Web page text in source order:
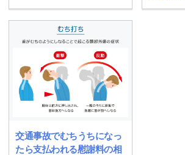
交通事故でむちうちになっ
たら支払われる慰謝料の相